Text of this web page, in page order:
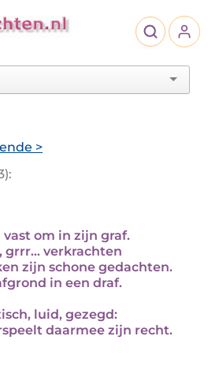
>
om in zijn graf.
grrr… verkrachten
zijn schone gedachten.
in een draf.
luid, gezegd:
daarmee zijn recht.